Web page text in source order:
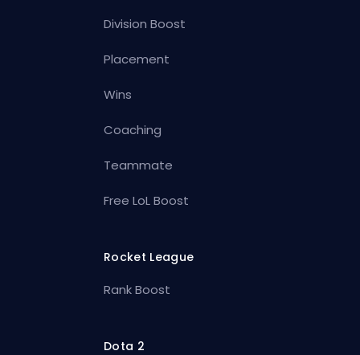
Division Boost
Placement
Wins
Coaching
Teammate
Free LoL Boost
Rocket League
Rank Boost
Dota 2